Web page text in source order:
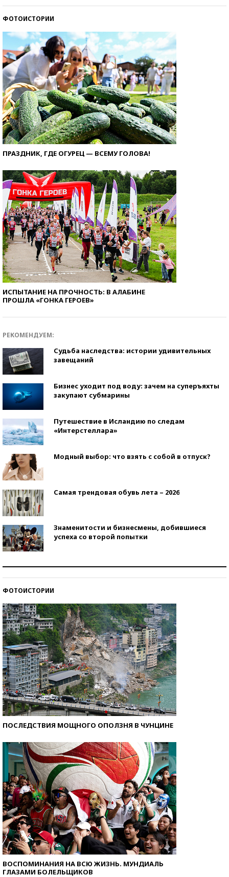
ФОТОИСТОРИИ
ПРАЗДНИК, ГДЕ ОГУРЕЦ — ВСЕМУ ГОЛОВА!
ИСПЫТАНИЕ НА ПРОЧНОСТЬ: В АЛАБИНЕ
ПРОШЛА «ГОНКА ГЕРОЕВ»
РЕКОМЕНДУЕМ:
Судьба наследства: истории удивительных
завещаний
Бизнес уходит под воду: зачем на суперъяхты
закупают субмарины
Путешествие в Исландию по следам
«Интерстеллара»
Модный выбор: что взять с собой в отпуск?
Самая трендовая обувь лета – 2026
Знаменитости и бизнесмены, добившиеся
успеха со второй попытки
ФОТОИСТОРИИ
ПОСЛЕДСТВИЯ МОЩНОГО ОПОЛЗНЯ В ЧУНЦИНЕ
ВОСПОМИНАНИЯ НА ВСЮ ЖИЗНЬ. МУНДИАЛЬ
ГЛАЗАМИ БОЛЕЛЬЩИКОВ